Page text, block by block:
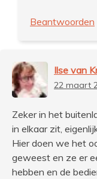
Beantwoorden
Ilse van
22 maart
Zeker in het
in elkaar zit,
Hier doen we het
geweest en ze er
hebben en de